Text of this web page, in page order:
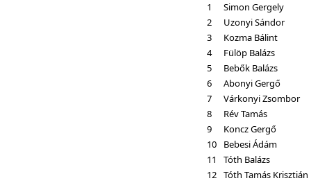
1
Simon Gergely
2
Uzonyi Sándor
3
Kozma Bálint
4
Fülöp Balázs
5
Bebők Balázs
6
Abonyi Gergő
7
Várkonyi Zsombor
8
Rév Tamás
9
Koncz Gergő
10
Bebesi Ádám
11
Tóth Balázs
12 Tóth Tamás Krisztián